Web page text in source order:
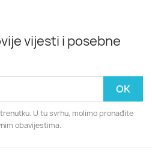
vijesti i posebne
U tu svrhu, molimo pronađite
obavijestima.